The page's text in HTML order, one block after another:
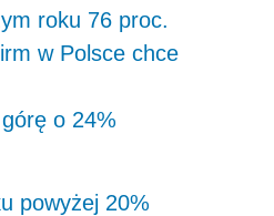
roku 76 proc.
w Polsce chce
o 24%
powyżej 20%